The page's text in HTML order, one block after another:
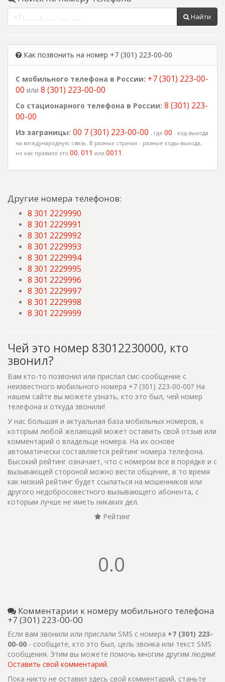
Найти
Как позвонить на номер +7 (301) 223-00-00
С мобильного телефона в России: +7 (301) 223-00-
00 или 8 (301) 223-00-00
Со стационарного телефона в России: 8 (301) 223-
00-00
Из заграницы: 00 7 (301) 223-00-00 , где 00 - код выхода
на международную связь. В разных странах - разные коды выхода,
но как правило это 00, 011 или 0011 .
Другие номера телефонов:
8 301 2229990
8 301 2229991
8 301 2229992
8 301 2229993
8 301 2229994
8 301 2229995
8 301 2229996
8 301 2229997
8 301 2229998
8 301 2229999
Чей это номер 83012230000, кто
звонил?
Вам кто-то позвонил или прислал смс-сообщение с
неизвестного мобильного номера +7 (301) 223-00-00? На
нашем сайте вы можете узнать, кто это был, чей номер
телефона и откуда звонили!
У нас большая и актуальная база мобильных номеров, к
которым любой желающий может оставить свой отзыв или
комментарий о владельце номера. На их основе
автоматически составляется рейтинг номера телефона.
Высокий рейтинг означает, что с номером все в порядке и с
вызывающей стороной можно вести общение, в то время
как низкий рейтинг будет ссылаться на мошенников или
другого недобросовестного вызывающего абонента, с
которым лучше не иметь никаких дел.
Рейтинг
0.0
Комментарии к номеру мобильного телефона
+7 (301) 223-00-00
Если вам звонили или прислали SMS с номера +7 (301) 223-
00-00 - сообщите, кто это был, цель звонка или текст SMS
сообщения. Этим вы можете помочь многим другим людям!
Оставить свой комментарий.
Пока никто не оставил здесь свой комментарий, станьте